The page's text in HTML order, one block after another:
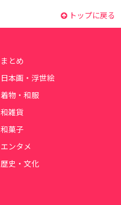
トップに戻る
まとめ
日本画・浮世絵
着物・和服
和雑貨
和菓子
エンタメ
歴史・文化